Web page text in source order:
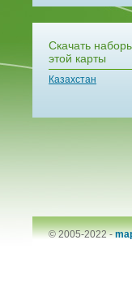
Скачать
этой карты
Казахстан
© 2005-2022 -